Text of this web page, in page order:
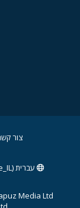
צור
עברית (he_IL)
Media Ltd.